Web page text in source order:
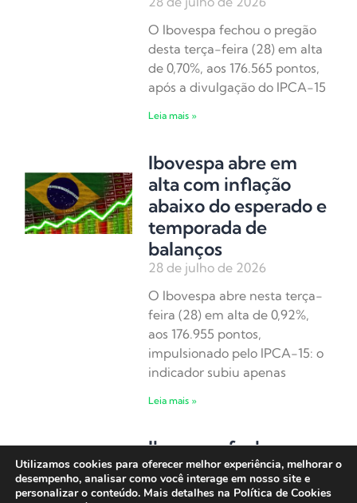
O Ibovespa fechou o pregão
desta terça-feira (28) em alta
de 0,70%, aos 176.565 pontos,
após a divulgação do IPCA-15
Leia mais »
Ibovespa abre em
alta com inflação
abaixo do esperado e
temporada de
balanços
28 de julho de 2026
O Ibovespa abre nesta terça-
feira (28) em alta de 0,92%,
aos 176.955 pontos,
impulsionado pelo IPCA-15: o
indicador subiu apenas
Leia mais »
Ibovespa fecha em
alta com sinais de
arrefecimento entre
Utilizamos cookies para oferecer melhor experiência, melhorar o
desempenho, analisar como você interage em nosso site e
personalizar o conteúdo. Mais detalhes na Política de Cookies